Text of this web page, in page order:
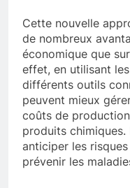
Cette nouvelle
de nombreux
économique que
effet, en utilisant
différents outils
peuvent mieux
coûts de
produits chimiques.
anticiper les
prévenir les